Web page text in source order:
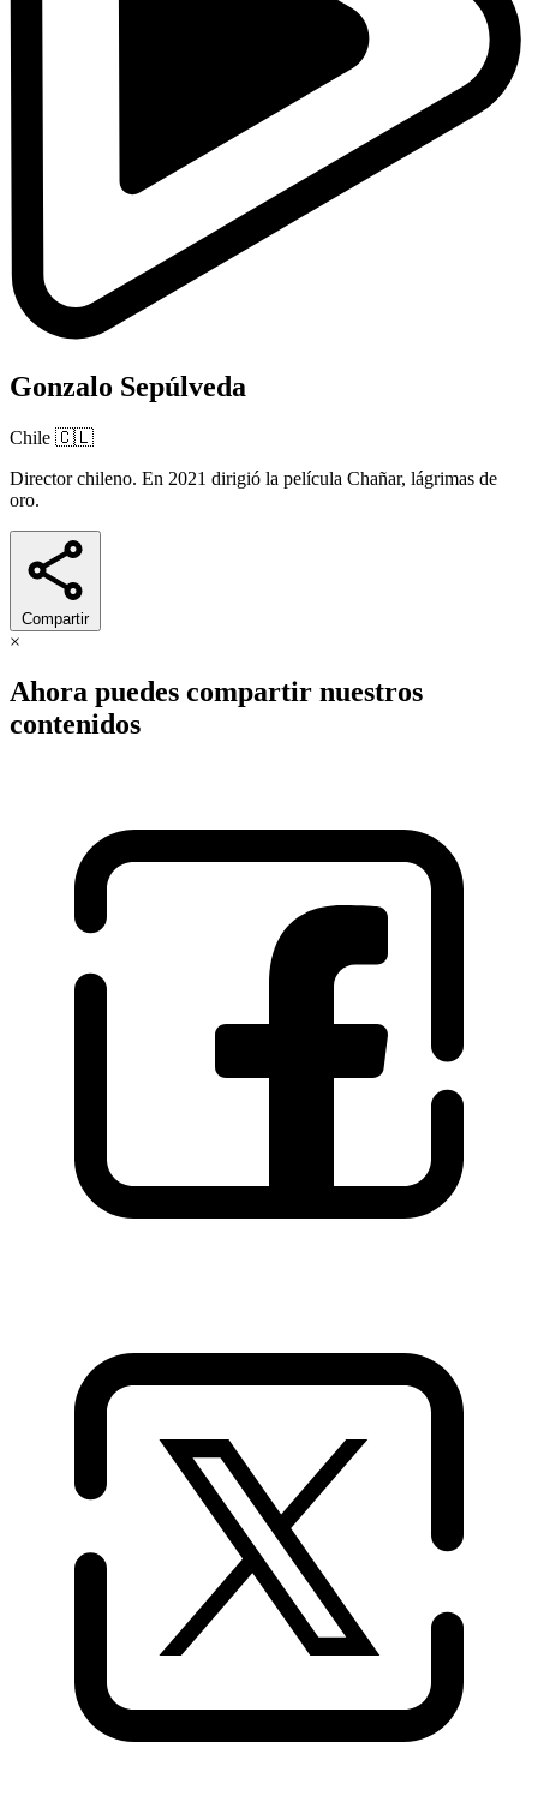
Gonzalo Sepúlveda
Chile 🇨🇱
Director chileno. En 2021 dirigió la película Chañar, lágrimas de
oro.
Compartir
×
Ahora puedes compartir nuestros
contenidos